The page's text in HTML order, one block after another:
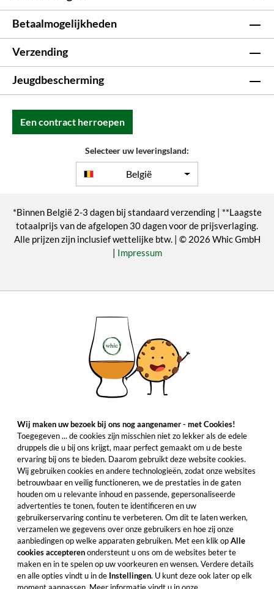
Betaalmogelijkheden
Verzending
Jeugdbescherming
Een contract herroepen
Selecteer uw leveringsland:
België
*Binnen België 2-3 dagen bij standaard verzending | **Laagste
totaalprijs van de afgelopen 30 dagen voor de prijsverlaging.
Alle prijzen zijn inclusief wettelijke btw. | © 2026 Whic GmbH
| Impressum
Wij maken uw bezoek bij ons nog aangenamer - met Cookies!
Toegegeven ... de cookies zijn misschien niet zo lekker als de edele
druppels die u bij ons krijgt, maar perfect gemaakt om u de beste
ervaring bij ons te bieden. Daarom gebruikt deze website cookies.
Wij gebruiken cookies en andere technologieën, zodat onze websites
betrouwbaar en veilig functioneren, we de prestaties in de gaten
houden om u relevante inhoud en passende, gepersonaliseerde
advertenties te tonen, fouten te identificeren en uw
gebruikerservaring continu te verbeteren. Om dit te laten werken,
verzamelen we gegevens over onze gebruikers en hoe zij onze
aanbiedingen op welke apparaten gebruiken. Met een klik opAlle
cookies accepterenondersteunt u ons om de websites beter te
maken en in te spelen op uw voorkeuren en wensen. Verdere details
en alle opties vindt u in de Instellingen. U kunt deze ook later op elk